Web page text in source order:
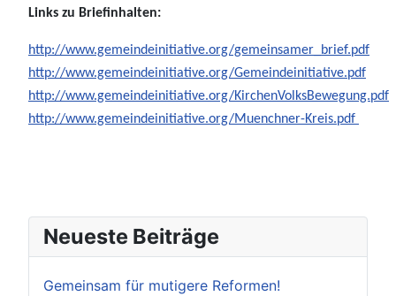
Links zu Briefinhalten:
http://www.gemeindeinitiative.org/gemeinsamer_brief.pdf
http://www.gemeindeinitiative.org/Gemeindeinitiative.pdf
http://www.gemeindeinitiative.org/KirchenVolksBewegung.pdf
http://www.gemeindeinitiative.org/Muenchner-Kreis.pdf
Neueste Beiträge
Gemeinsam für mutigere Reformen!